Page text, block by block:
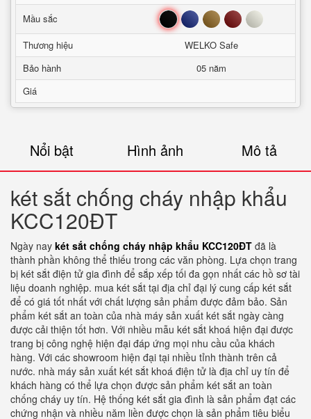
Mầu sắc
Đen Xanh Nâu Đỏ Trắng
Thương hiệu
WELKO Safe
Bảo hành
05 năm
Giá
Nổi bật Hình ảnh Mô tả
két sắt chống cháy nhập khẩu
KCC120ĐT
Ngày nay két sắt chống cháy nhập khẩu KCC120ĐT đã là
thành phần không thể thiếu trong các văn phòng. Lựa chọn trang
bị két sắt điện tử gia đình để sắp xếp tối đa gọn nhất các hồ sơ tài
liệu doanh nghiệp. mua két sắt tại địa chỉ đại lý cung cấp két sắt
để có giá tốt nhất với chất lượng sản phẩm được đảm bảo. Sản
phẩm két sắt an toàn của nhà máy sản xuất két sắt ngày càng
được cải thiện tốt hơn. Với nhiều mẫu két sắt khoá hiện đại được
trang bị công nghệ hiện đại đáp ứng mọi nhu cầu của khách
hàng. Với các showroom hiện đại tại nhiều tỉnh thành trên cả
nước. nhà máy sản xuất két sắt khoá điện tử là địa chỉ uy tín để
khách hàng có thể lựa chọn được sản phẩm két sắt an toàn
chống cháy uy tín. Hệ thống két sắt gia đình là sản phẩm đạt các
chứng nhận và nhiều năm liền được chọn là sản phẩm tiêu biểu